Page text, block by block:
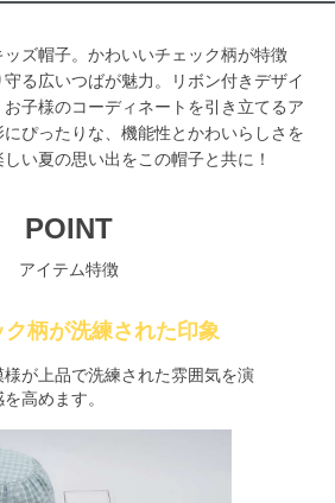
ズ帽子。かわいいチェック柄が特徴
る広いつばが魅力。リボン付きデザイ
子様のコーディネートを引き立てるア
ぴったりな、機能性とかわいらしさを
い夏の思い出をこの帽子と共に！
POINT
アイテム特徴
ク柄が洗練された印象
が上品で洗練された雰囲気を演
高めます。